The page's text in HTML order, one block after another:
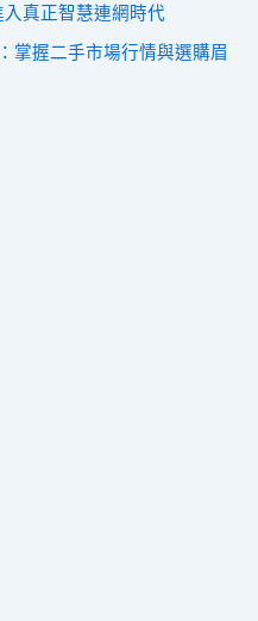
真正智慧連網時代
掌握二手市場行情與選購眉